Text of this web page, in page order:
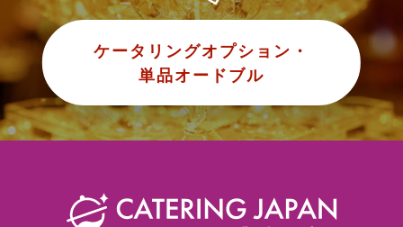
ケータリングオプション・
単品オードブル